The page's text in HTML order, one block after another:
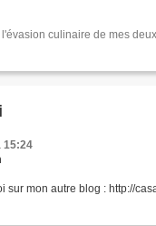
de mes deux payes l'Algerie et
15:24
sur mon autre blog : http://